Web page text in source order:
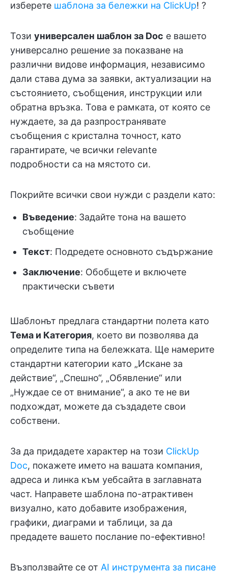
изберете шаблона за бележки на ClickUp! ?
Този универсален шаблон за Doc е вашето
универсално решение за показване на
различни видове информация, независимо
дали става дума за заявки, актуализации на
състоянието, съобщения, инструкции или
обратна връзка. Това е рамката, от която се
нуждаете, за да разпространявате
съобщения с кристална точност, като
гарантирате, че всички relevante
подробности са на мястото си.
Покрийте всички свои нужди с раздели като:
Въведение: Задайте тона на вашето
съобщение
Текст: Подредете основното съдържание
Заключение: Обобщете и включете
практически съвети
Шаблонът предлага стандартни полета като
Тема и Категория, което ви позволява да
определите типа на бележката. Ще намерите
стандартни категории като „Искане за
действие“, „Спешно“, „Обявление“ или
„Нуждае се от внимание“, а ако те не ви
подхождат, можете да създадете свои
собствени.
За да придадете характер на този ClickUp
Doc, покажете името на вашата компания,
адреса и линка към уебсайта в заглавната
част. Направете шаблона по-атрактивен
визуално, като добавите изображения,
графики, диаграми и таблици, за да
предадете вашето послание по-ефективно!
Възползвайте се от AI инструмента за писане